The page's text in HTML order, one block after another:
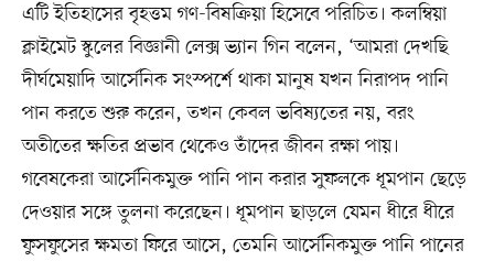
এটি ইতিহাসের বৃহত্তম গণ-বিষক্রিয়া হিসেবে পরিচিত। কলম্বিয়া
ক্লাইমেট স্কুলের বিজ্ঞানী লেক্স ভ্যান গিন বলেন, ‘আমরা দেখছি
দীর্ঘমেয়াদি আর্সেনিক সংস্পর্শে থাকা মানুষ যখন নিরাপদ পানি
পান করতে শুরু করেন, তখন কেবল ভবিষ্যতের নয়, বরং
অতীতের ক্ষতির প্রভাব থেকেও তাঁদের জীবন রক্ষা পায়।
গবেষকেরা আর্সেনিকমুক্ত পানি পান করার সুফলকে ধূমপান ছেড়ে
দেওয়ার সঙ্গে তুলনা করেছেন। ধূমপান ছাড়লে যেমন ধীরে ধীরে
ফুসফুসের ক্ষমতা ফিরে আসে, তেমনি আর্সেনিকমুক্ত পানি পানের